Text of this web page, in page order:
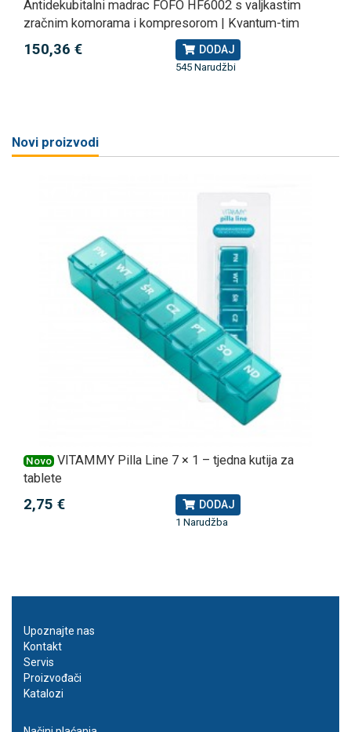
Antidekubitalni madrac FOFO HF6002 s valjkastim
zračnim komorama i kompresorom | Kvantum-tim
150,36 € DODAJ
545 Narudžbi
Novi proizvodi
Novo VITAMMY Pilla Line 7 × 1 – tjedna kutija za
tablete
2,75 € DODAJ
1 Narudžba
Upoznajte nas
Kontakt
Servis
Proizvođači
Katalozi